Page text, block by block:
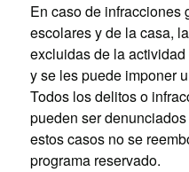
En caso de infracciones
escolares y de la casa,
excluidas de la
y se les puede imponer
Todos los delitos o
pueden ser
estos casos no se
programa reservado.